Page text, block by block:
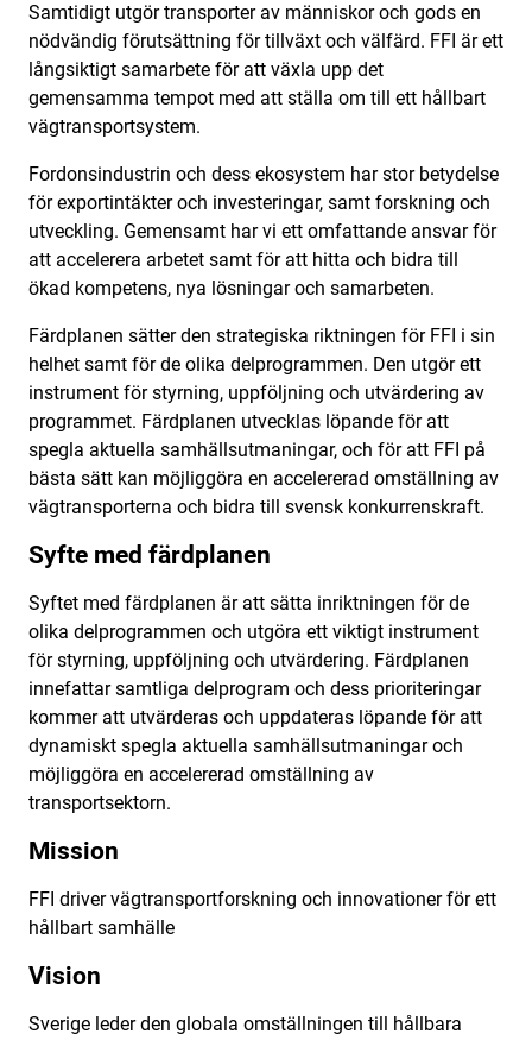
Samtidigt utgör transporter av människor och gods en
nödvändig förutsättning för tillväxt och välfärd. FFI är ett
långsiktigt samarbete för att växla upp det
gemensamma tempot med att ställa om till ett hållbart
vägtransportsystem.
Fordonsindustrin och dess ekosystem har stor betydelse
för exportintäkter och investeringar, samt forskning och
utveckling. Gemensamt har vi ett omfattande ansvar för
att accelerera arbetet samt för att hitta och bidra till
ökad kompetens, nya lösningar och samarbeten.
Färdplanen sätter den strategiska riktningen för FFI i sin
helhet samt för de olika delprogrammen. Den utgör ett
instrument för styrning, uppföljning och utvärdering av
programmet. Färdplanen utvecklas löpande för att
spegla aktuella samhällsutmaningar, och för att FFI på
bästa sätt kan möjliggöra en accelererad omställning av
vägtransporterna och bidra till svensk konkurrenskraft.
Syfte med färdplanen
Syftet med färdplanen är att sätta inriktningen för de
olika delprogrammen och utgöra ett viktigt instrument
för styrning, uppföljning och utvärdering. Färdplanen
innefattar samtliga delprogram och dess prioriteringar
kommer att utvärderas och uppdateras löpande för att
dynamiskt spegla aktuella samhällsutmaningar och
möjliggöra en accelererad omställning av
transportsektorn.
Mission
FFI driver vägtransportforskning och innovationer för ett
hållbart samhälle
Vision
Sverige leder den globala omställningen till hållbara